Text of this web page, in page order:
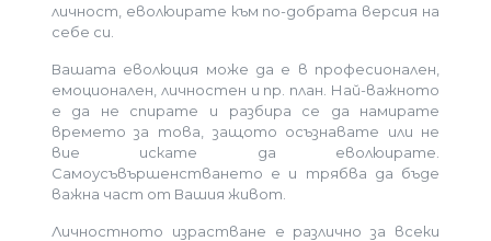
личност, еволюирате към по-добрата версия на
себе си.
Вашата еволюция може да е в професионален,
емоционален, личностен и пр. план. Най-важното
е да не спирате и разбира се да намирате
времето за това, защото осъзнавате или не
вие искате да еволюирате.
Самоусъвършенстването е и трябва да бъде
важна част от Вашия живот.
Личностното израстване е различно за всеки